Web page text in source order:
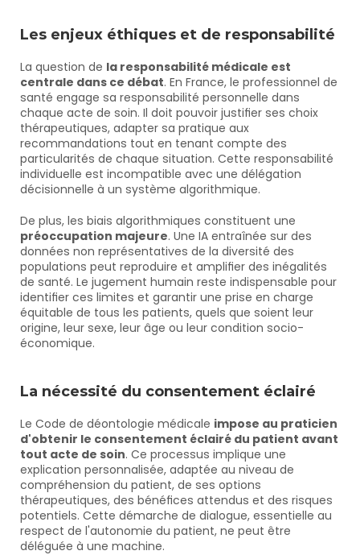
Les enjeux éthiques et de responsabilité
La question de la responsabilité médicale est
centrale dans ce débat. En France, le professionnel de
santé engage sa responsabilité personnelle dans
chaque acte de soin. Il doit pouvoir justifier ses choix
thérapeutiques, adapter sa pratique aux
recommandations tout en tenant compte des
particularités de chaque situation. Cette responsabilité
individuelle est incompatible avec une délégation
décisionnelle à un système algorithmique.
préoccupation majeure. Une IA entraînée sur des
données non représentatives de la diversité des
populations peut reproduire et amplifier des inégalités
de santé. Le jugement humain reste indispensable pour
identifier ces limites et garantir une prise en charge
équitable de tous les patients, quels que soient leur
origine, leur sexe, leur âge ou leur condition socio-
économique.
La nécessité du consentement éclairé
Le Code de déontologie médicale impose au praticien
d'obtenir le consentement éclairé du patient avant
tout acte de soin. Ce processus implique une
explication personnalisée, adaptée au niveau de
compréhension du patient, de ses options
thérapeutiques, des bénéfices attendus et des risques
potentiels. Cette démarche de dialogue, essentielle au
respect de l'autonomie du patient, ne peut être
déléguée à une machine.